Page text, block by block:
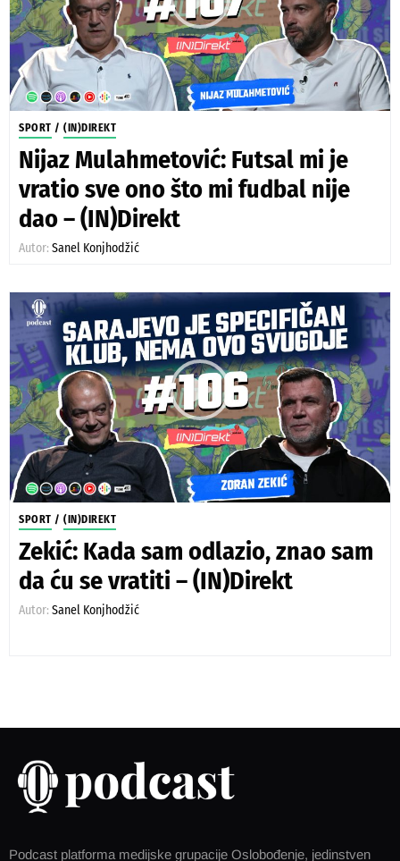
SPORT / (IN)DIREKT
Nijaz Mulahmetović: Futsal mi je
vratio sve ono što mi fudbal nije
dao – (IN)Direkt
Autor: Sanel Konjhodžić
SPORT / (IN)DIREKT
Zekić: Kada sam odlazio, znao sam
da ću se vratiti – (IN)Direkt
Autor: Sanel Konjhodžić
Podcast platforma medijske grupacije Oslobođenje, jedinstven